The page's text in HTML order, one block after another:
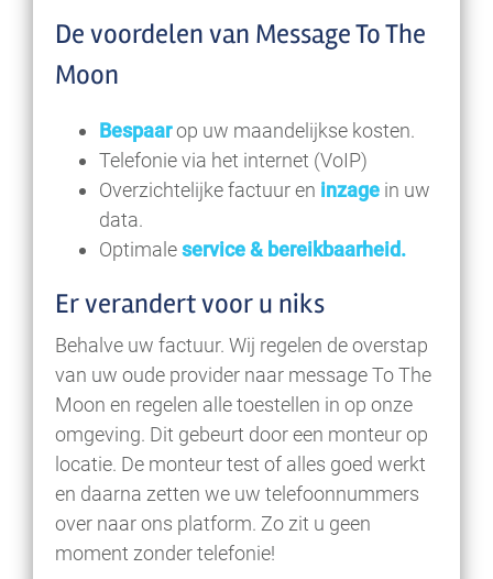
De voordelen van Message To The
Moon
Bespaarop uw maandelijkse kosten.
Telefonie via het internet (VoIP)
Overzichtelijke factuur en inzage in uw
data.
Optimaleservice & bereikbaarheid.
Er verandert voor u niks
Behalve uw factuur. Wij regelen de overstap
van uw oude provider naar message To The
Moon en regelen alle toestellen in op onze
omgeving. Dit gebeurt door een monteur op
locatie. De monteur test of alles goed werkt
en daarna zetten we uw telefoonnummers
over naar ons platform. Zo zit u geen
moment zonder telefonie!